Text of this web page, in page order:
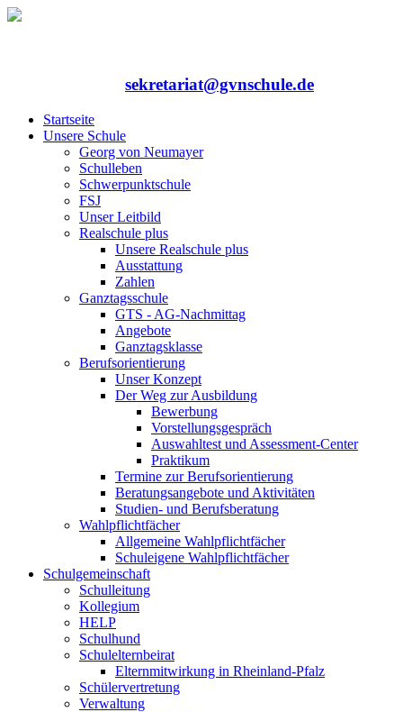
sekretariat@gvnschule.de
Startseite
Unsere Schule
Georg von Neumayer
Schulleben
Schwerpunktschule
FSJ
Unser Leitbild
Realschule plus
Unsere Realschule plus
Ausstattung
Zahlen
Ganztagsschule
GTS - AG-Nachmittag
Angebote
Ganztagsklasse
Berufsorientierung
Unser Konzept
Der Weg zur Ausbildung
Bewerbung
Vorstellungsgespräch
Auswahltest und Assessment-Center
Praktikum
Termine zur Berufsorientierung
Beratungsangebote und Aktivitäten
Studien- und Berufsberatung
Wahlpflichtfächer
Allgemeine Wahlpflichtfächer
Schuleigene Wahlpflichtfächer
Schulgemeinschaft
Schulleitung
Kollegium
HELP
Schulhund
Schulelternbeirat
Elternmitwirkung in Rheinland-Pfalz
Schülervertretung
Verwaltung